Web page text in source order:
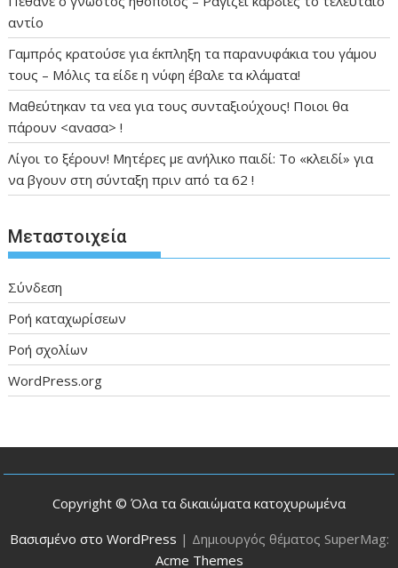
αντίο
Γαμπρός κρατούσε για έκπληξη τα παρανυφάκια του γάμου
τους – Μόλις τα είδε η νύφη έβαλε τα κλάματα!
Μαθεύτηκαν τα νεα για τους συνταξιούχους! Ποιοι θα
πάρουν <ανασα> !
Λίγοι το ξέρουν! Μητέρες με ανήλικο παιδί: Το «κλειδί» για
να βγουν στη σύνταξη πριν από τα 62 !
Μεταστοιχεία
Σύνδεση
Ροή καταχωρίσεων
Ροή σχολίων
WordPress.org
Copyright © Όλα τα δικαιώματα κατοχυρωμένα
Βασισμένο στο WordPress | Δημιουργός θέματος SuperMag:
Acme Themes